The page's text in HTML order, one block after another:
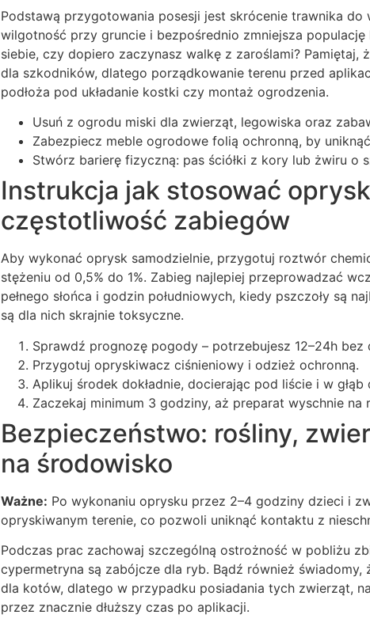
Podstawą przygotowania posesji jest skrócenie trawnika do
wilgotność przy gruncie i bezpośrednio zmniejsza populację
siebie, czy dopiero zaczynasz walkę z zaroślami? Pamiętaj,
dla szkodników, dlatego porządkowanie terenu przed
podłoża pod układanie kostki czy montaż ogrodzenia.
Usuń z ogrodu miski dla zwierząt, legowiska oraz
Zabezpiecz meble ogrodowe folią ochronną, by
Stwórz barierę fizyczną: pas ściółki z kory lub żwiru o
Instrukcja jak stosować
częstotliwość zabiegów
Aby wykonać oprysk samodzielnie, przygotuj roztwór
stężeniu od 0,5% do 1%. Zabieg najlepiej przeprowadzać
pełnego słońca i godzin południowych, kiedy pszczoły są
są dla nich skrajnie toksyczne.
Sprawdź prognozę pogody – potrzebujesz 12–24h bez
Przygotuj opryskiwacz ciśnieniowy i odzież ochronną.
Aplikuj środek dokładnie, docierając pod liście i w głąb
Zaczekaj minimum 3 godziny, aż preparat wyschnie na
Bezpieczeństwo: rośliny,
na środowisko
Ważne: Po wykonaniu oprysku przez 2–4 godziny dzieci i
opryskiwanym terenie, co pozwoli uniknąć kontaktu z
Podczas prac zachowaj szczególną ostrożność w pobliżu
cypermetryna są zabójcze dla ryb. Bądź również
dla kotów, dlatego w przypadku posiadania tych zwierząt,
przez znacznie dłuższy czas po aplikacji.